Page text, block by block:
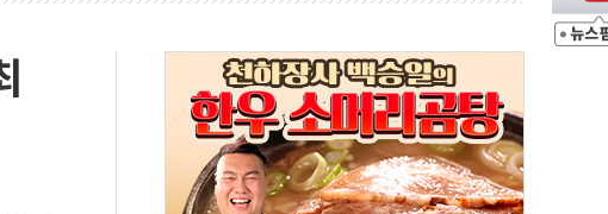
스트 참가자 3만 명 돌파
청두 노선 운항허가 취득...중국 노선 다변화
블로그 창작자 지원 규모 2배 확대
타' 실시...휴대폰 결제 최대 6000원 할인
', 교보문고 제휴 전자책 요금제 출시